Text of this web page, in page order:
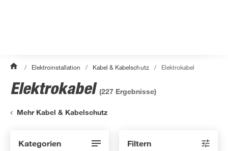
/ Elektroinstallation / Kabel & Kabelschutz / Elektrokabel
Elektrokabel (227 Ergebnisse)
Mehr Kabel & Kabelschutz
Kategorien Filtern